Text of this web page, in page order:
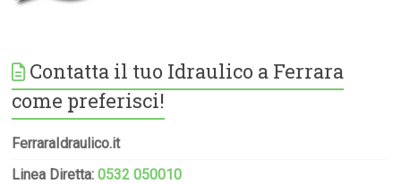
Contatta il tuo Idraulico a Ferrara
come preferisci!
FerraraIdraulico.it
Linea Diretta:0532 050010